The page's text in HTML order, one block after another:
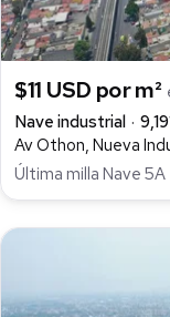
$11 USD por m²
Nave industrial
Av Othon, Nueva
Última milla Nave 5A